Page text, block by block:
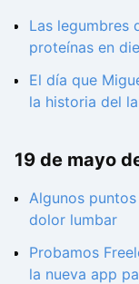
Las legumbres
proteínas en
El día que
la historia del
19 de mayo
Algunos
dolor lumbar
Probamos
la nueva app